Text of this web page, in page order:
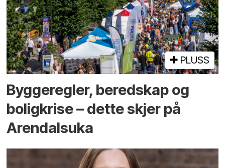
PLUSS
Bygge­regler, beredskap og
bolig­krise – dette skjer på
Arendals­uka